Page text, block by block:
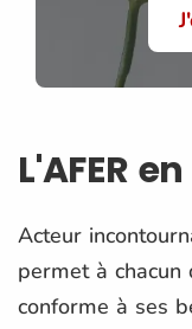
L'AFER
Acteur
permet à
conforme à ses